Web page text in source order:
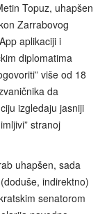
Topuz, uhapšen
Zarrabovog
aplikaciji i
diplomatima
više od 18
da
izgledaju jasniji
stranoj
uhapšen, sada
indirektno)
senatorom